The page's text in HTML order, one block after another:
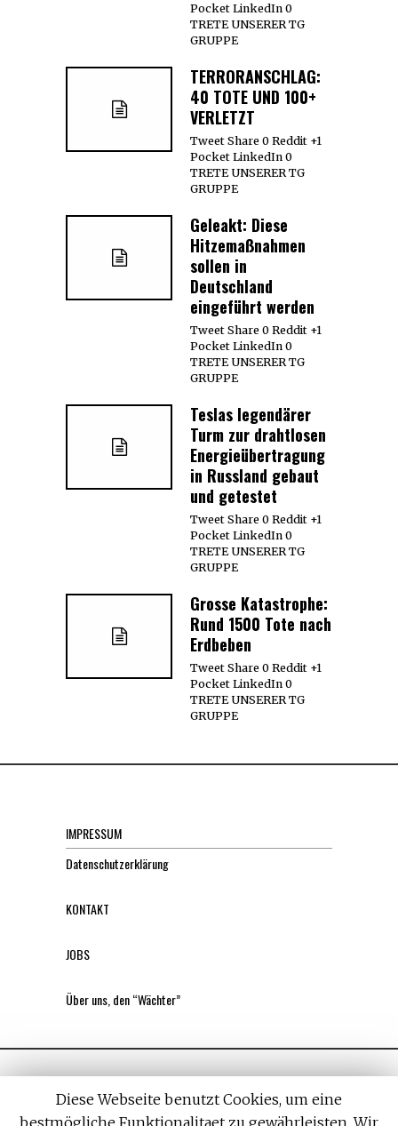
Pocket LinkedIn 0
TRETE UNSERER TG
GRUPPE
TERRORANSCHLAG:
40 TOTE UND 100+
VERLETZT
Tweet Share 0 Reddit +1
Pocket LinkedIn 0
TRETE UNSERER TG
GRUPPE
Geleakt: Diese
Hitzemaßnahmen
sollen in
Deutschland
eingeführt werden
Tweet Share 0 Reddit +1
Pocket LinkedIn 0
TRETE UNSERER TG
GRUPPE
Teslas legendärer
Turm zur drahtlosen
Energieübertragung
in Russland gebaut
und getestet
Tweet Share 0 Reddit +1
Pocket LinkedIn 0
TRETE UNSERER TG
GRUPPE
Grosse Katastrophe:
Rund 1500 Tote nach
Erdbeben
Tweet Share 0 Reddit +1
Pocket LinkedIn 0
TRETE UNSERER TG
GRUPPE
IMPRESSUM
Datenschutzerklärung
KONTAKT
JOBS
Über uns, den “Wächter”
Diese Webseite benutzt Cookies, um eine
bestmögliche Funktionalitaet zu gewährleisten. Wir